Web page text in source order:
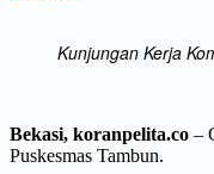
Kunjungan Kerja
Bekasi, koranpelita.co –
Puskesmas Tambun.